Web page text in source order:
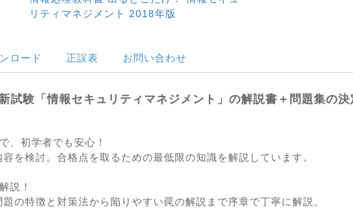
リティマネジメント 2018年版
ロード 正誤表 お問い合わせ
試験「情報セキュリティマネジメント」の解説書＋問題集の決
、初学者でも安心！
を検討。合格点を取るための最低限の知識を解説しています。
説！
の特徴と対策法から陥りやすい罠の解説まで序章で丁寧に解説。